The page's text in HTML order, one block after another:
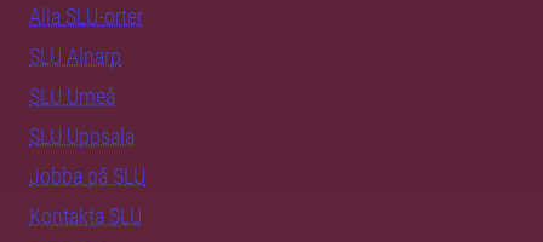
Alla SLU-orter
SLU Alnarp
SLU Umeå
SLU Uppsala
Jobba på SLU
Kontakta SLU